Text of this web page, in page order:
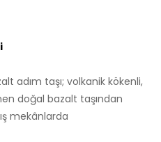
adım taşı; volkanik kökenli,
doğal bazalt taşından
mekânlarda